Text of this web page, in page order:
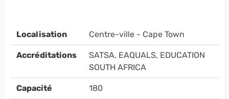
Localisation Centre-ville - Cape Town
Accréditations
SATSA, EAQUALS, EDUCATION
SOUTH AFRICA
Capacité 180